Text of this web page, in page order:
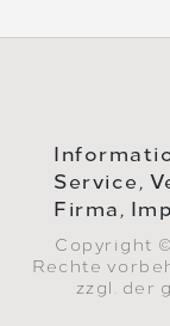
Service,
Firma,
Copyright
Rechte
zzgl. der